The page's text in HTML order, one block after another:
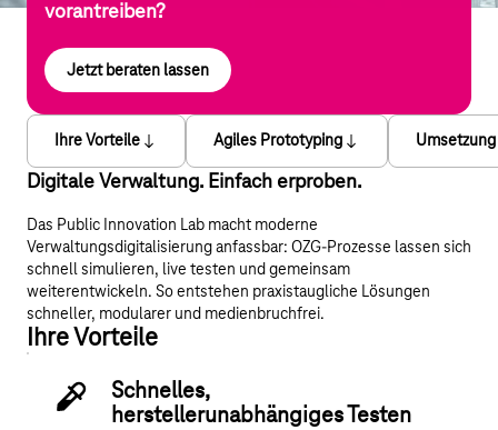
vorantreiben?
Jetzt beraten lassen
Ihre Vorteile Agiles Prototyping Umsetzung
Digitale Verwaltung. Einfach erproben.
Das Public Innovation Lab macht moderne
Verwaltungsdigitalisierung anfassbar: OZG-Prozesse lassen sich
schnell simulieren, live testen und gemeinsam
weiterentwickeln. So entstehen praxistaugliche Lösungen
schneller, modularer und medienbruchfrei.
Ihre Vorteile
Schnelles,
herstellerunabhängiges Testen